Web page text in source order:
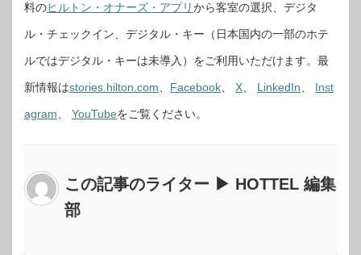
料のヒルトン・オナーズ・アプリから客室の選択、デジタ
ル・チェックイン、デジタル・キー（日本国内の一部のホテ
ルではデジタル・キーは未導入）をご利用いただけます。最
新情報はstories.hilton.com Facebook X LinkedIn Inst
agram YouTubeをご覧ください。
この記事のライター ▶ HOTTEL 編集
部